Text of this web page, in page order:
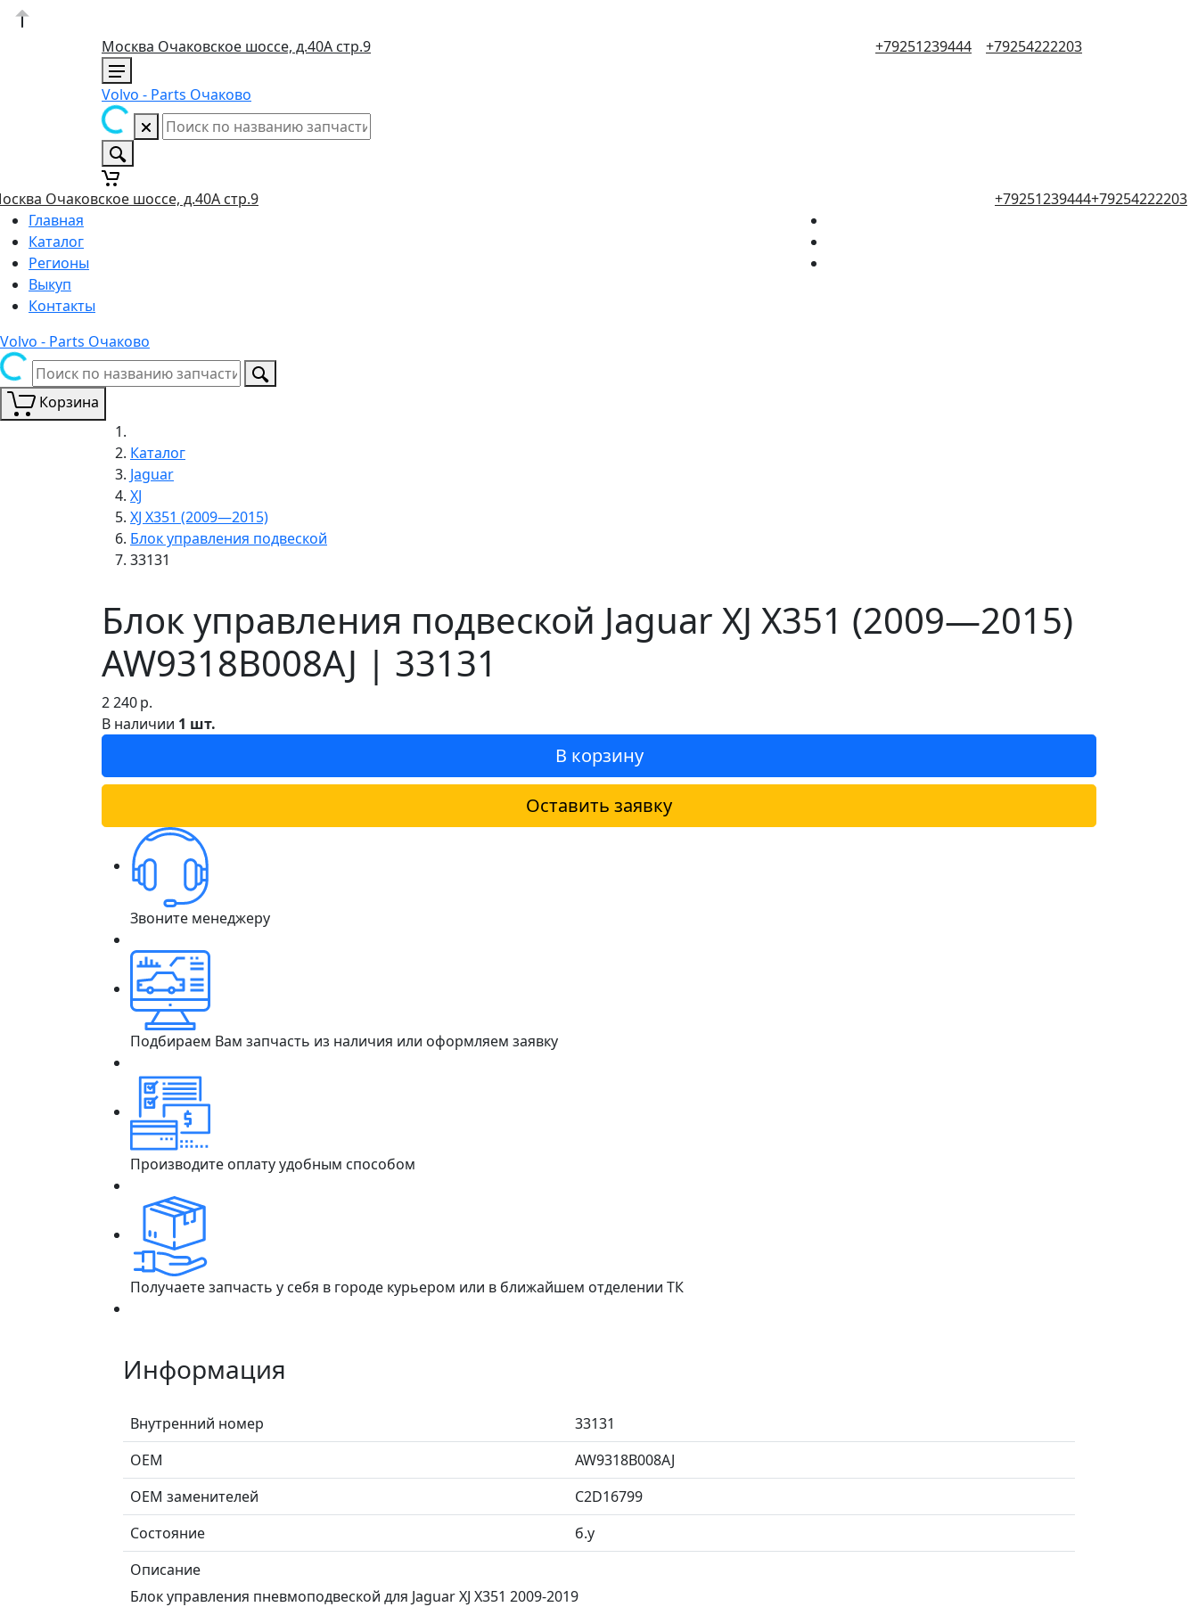
Москва Очаковское шоссе, д.40А стр.9 +79251239444 +79254222203
Volvo - Parts Очаково
Очаковское шоссе, д.40А стр.9 +79251239444+79254222203
Главная
Каталог
Регионы
Выкуп
Контакты
Volvo - Parts Очаково
Корзина
Каталог
Jaguar
XJ
XJ X351 (2009—2015)
Блок управления подвеской
33131
Блок управления подвеской Jaguar XJ X351 (2009—2015)
AW9318B008AJ | 33131
2 240р.
В наличии 1 шт.
В корзину
Оставить заявку
Звоните менеджеру
Подбираем Вам запчасть из наличия или оформляем заявку
Производите оплату удобным способом
Получаете запчасть у себя в городе курьером или в ближайшем отделении ТК
Информация
Внутренний номер
33131
ОЕМ
AW9318B008AJ
ОЕМ заменителей
C2D16799
Состояние
б.у
Описание
Блок управления пневмоподвеской для Jaguar XJ X351 2009-2019